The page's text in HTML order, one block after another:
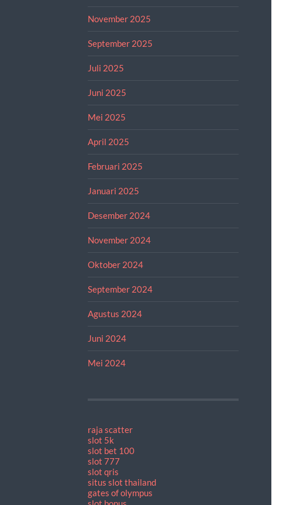
November 2025
September 2025
Juli 2025
Juni 2025
Mei 2025
April 2025
Februari 2025
Januari 2025
Desember 2024
November 2024
Oktober 2024
September 2024
Agustus 2024
Juni 2024
Mei 2024
raja scatter
slot 5k
slot bet 100
slot 777
slot qris
situs slot thailand
gates of olympus